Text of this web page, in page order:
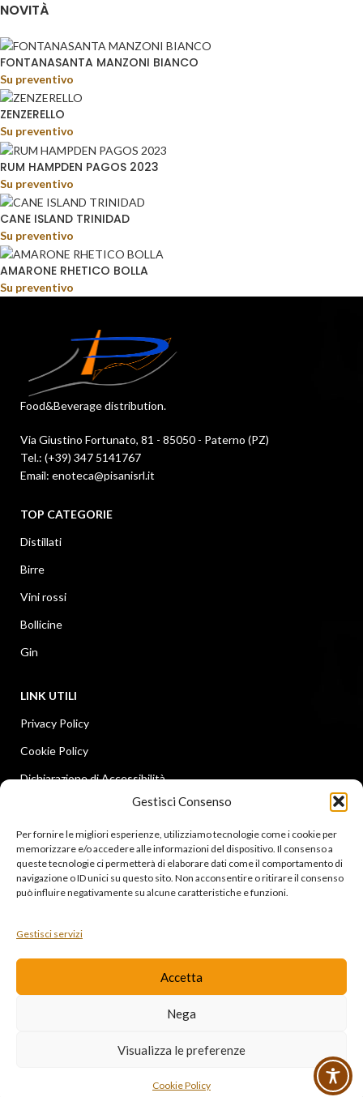
Gestisci Consenso
Per fornire le migliori esperienze, utilizziamo tecnologie come i cookie per
memorizzare e/o accedere alle informazioni del dispositivo. Il consenso a
queste tecnologie ci permetterà di elaborare dati come il comportamento di
navigazione o ID unici su questo sito. Non acconsentire o ritirare il consenso
può influire negativamente su alcune caratteristiche e funzioni.
Gestisci servizi
Accetta
Nega
Visualizza le preferenze
Cookie Policy
NOVITÀ
FONTANASANTA MANZONI BIANCO
Su preventivo
ZENZERELLO
Su preventivo
RUM HAMPDEN PAGOS 2023
Su preventivo
CANE ISLAND TRINIDAD
Su preventivo
AMARONE RHETICO BOLLA
Su preventivo
Food&Beverage distribution.
Via Giustino Fortunato, 81 - 85050 - Paterno (PZ)
Tel.: (+39) 347 5141767
Email: enoteca@pisanisrl.it
TOP CATEGORIE
Distillati
Birre
Vini rossi
Bollicine
Gin
LINK UTILI
Privacy Policy
Cookie Policy
Dichiarazione di Accessibilità
Ultime news
LINK UTILI
Facebook
Diventa rivenditore
P.IVA 015832307662021 CREATED BY